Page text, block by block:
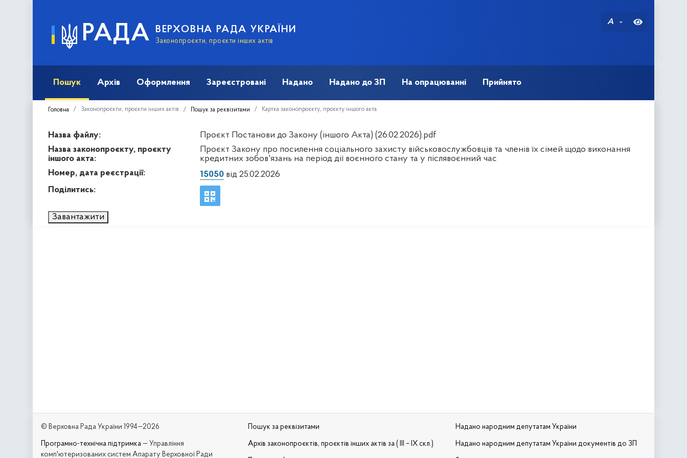
РАДА ВЕРХОВНА РАДА УКРАЇНИ
Законопроєкти, проєкти інших актів
A
Пошук Архів Оформлення Зареєстровані Надано Надано до ЗП На опрацюванні Прийнято
Головна Законопроєкти, проєкти інших актів Пошук за реквізитами Картка законопроєкту, проєкту іншого акта
Назва файлу:
Проєкт Постанови до Закону (іншого Акта) (26.02.2026).pdf
Назва законопроєкту, проєкту
іншого акта:
Проєкт Закону про посилення соціального захисту військовослужбовців та членів їх сімей щодо виконання
кредитних зобов'язань на період дії воєнного стану та у післявоєнний час
Номер, дата реєстрації:
15050від 25.02.2026
Поділитись:
Завантажити
© Верховна Рада України 1994—2026
Програмно-технічна підтримка — Управління
комп'ютеризованих систем Апарату Верховної Ради
Пошук за реквізитами
Архів законопроєктів, проєктів інших актів за ( III – IX скл.)
Надано народним депутатам України
Надано народним депутатам України документів до ЗП